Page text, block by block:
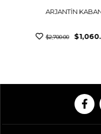
ARJANTİN KABAN Kahverengi
$1,060.00